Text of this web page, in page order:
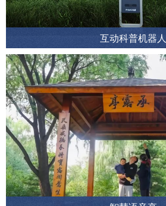
互动科普机器人